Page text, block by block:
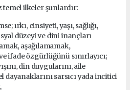
ilkeler şunlardır:
ırkı, cinsiyeti, yaşı, sağlığı,
düzeyi ve dini inançları
aşağılamamak,
ifade özgürlüğünü sınırlayıcı;
din duygularını, aile
sarsıcı yada incitici